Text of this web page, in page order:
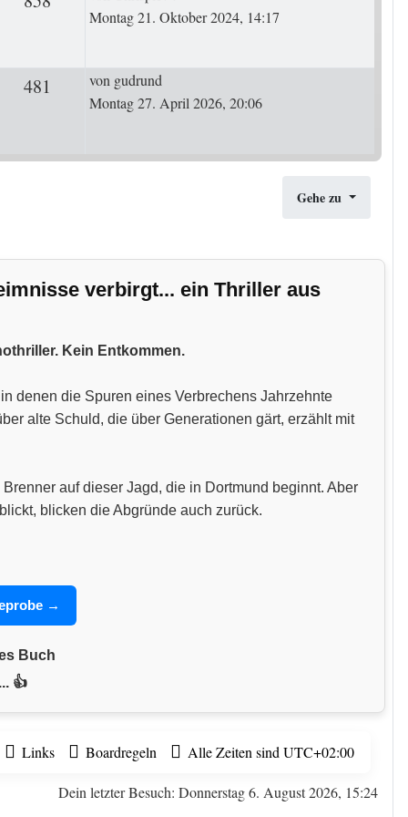
Montag 21. Oktober 2024, 14:17
481 ZugriffeLetzter Beitrag
von gudrund
Montag 27. April 2026, 20:06
Gehe zu
verbirgt... ein Thriller aus
Kein Entkommen.
denen die Spuren eines Verbrechens Jahrzehnte
alte Schuld, die über Generationen gärt, erzählt mit
auf dieser Jagd, die in Dortmund beginnt. Aber
blicken die Abgründe auch zurück.
→
Buch
👍
Links Boardregeln Alle Zeiten sind UTC+02:00
Dein letzter Besuch: Donnerstag 6. August 2026, 15:24